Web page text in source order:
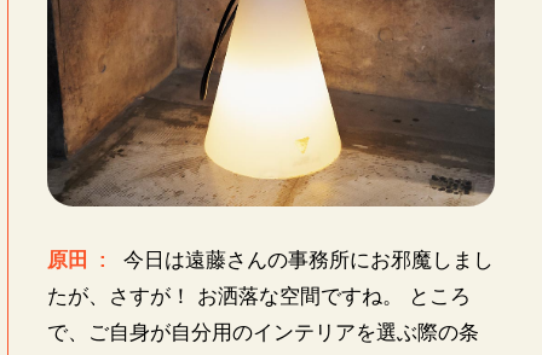
原田 : 今日は遠藤さんの事務所にお邪魔しまし
たが、さすが！ お洒落な空間ですね。 ところ
で、ご自身が自分用のインテリアを選ぶ際の条